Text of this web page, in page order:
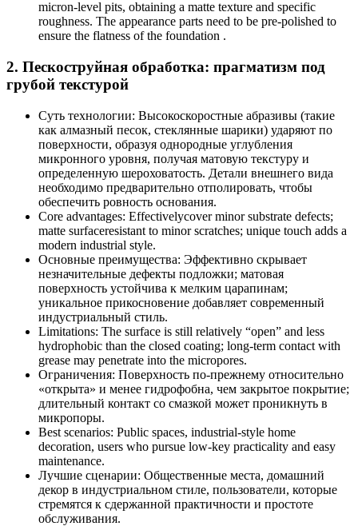
micron-level pits, obtaining a matte texture and specific
roughness. The appearance parts need to be pre-polished to
ensure the flatness of the foundation .
2. Пескоструйная обработка: прагматизм под
грубой текстурой
Суть технологии: Высокоскоростные абразивы (такие
как алмазный песок, стеклянные шарики) ударяют по
поверхности, образуя однородные углубления
микронного уровня, получая матовую текстуру и
определенную шероховатость. Детали внешнего вида
необходимо предварительно отполировать, чтобы
обеспечить ровность основания.
Core advantages: Effectivelycover minor substrate defects;
matte surfaceresistant to minor scratches; unique touch adds a
modern industrial style.
Основные преимущества: Эффективно скрывает
незначительные дефекты подложки; матовая
поверхность устойчива к мелким царапинам;
уникальное прикосновение добавляет современный
индустриальный стиль.
Limitations: The surface is still relatively “open” and less
hydrophobic than the closed coating; long-term contact with
grease may penetrate into the micropores.
Ограничения: Поверхность по-прежнему относительно
«открыта» и менее гидрофобна, чем закрытое покрытие;
длительный контакт со смазкой может проникнуть в
микропоры.
Best scenarios: Public spaces, industrial-style home
decoration, users who pursue low-key practicality and easy
maintenance.
Лучшие сценарии: Общественные места, домашний
декор в индустриальном стиле, пользователи, которые
стремятся к сдержанной практичности и простоте
обслуживания.